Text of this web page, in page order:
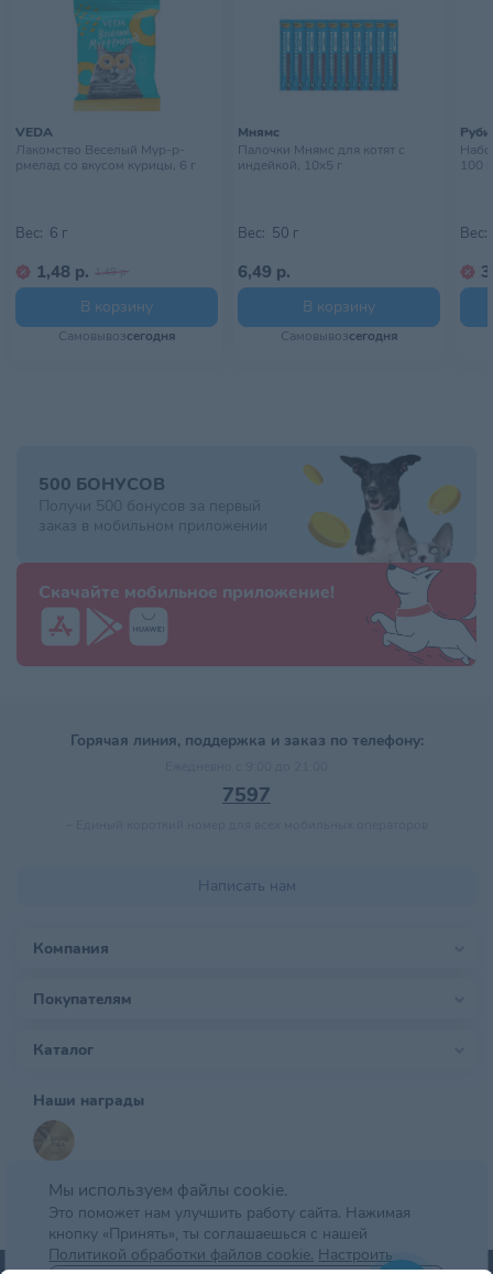
VEDA
Лакомство Веселый Мур-р-
рмелад со вкусом курицы, 6 г
Вес: 6 г
1,48 р. 1,49 р.
В корзину
Самовывозсегодня
Мнямс
Палочки Мнямс для котят с
индейкой, 10х5 г
Вес: 50 г
6,49 р.
В корзину
Самовывозсегодня
100 г
Вес:
500 БОНУСОВ
Получи 500 бонусов за первый
заказ в мобильном приложении
Скачайте мобильное приложение!
Горячая линия, поддержка и заказ по телефону:
7597
Написать нам
Компания
Покупателям
Каталог
Наши награды
Мы используем файлы cookie.
Это поможет нам улучшить работу сайта. Нажимая
кнопку «Принять», ты соглашаешься с нашей
Политикой обработки файлов cookie. Настроить